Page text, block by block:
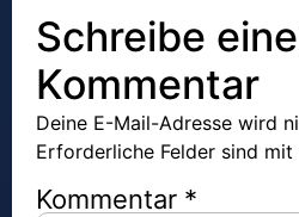
Schreibe
Kommentar
Deine E-Mail-Adresse wird
Erforderliche Felder sind mit
Kommentar *